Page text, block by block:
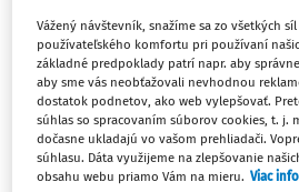
Ups, zatiaľ ste si
začiatok...
Celý odborný obsah z
dostupný
Vážený návštevník, snažíme sa zo všetkých
používateľského komfortu pri používaní
základné predpoklady patrí napr. aby
aby sme vás neobťažovali nevhodnou
dostatok podnetov, ako web vylepšovať.
súhlas so spracovaním súborov cookies, t. j.
dočasne ukladajú vo vašom prehliadači.
súhlasu. Dáta využijeme na zlepšovanie
obsahu webu priamo Vám na mieru. Viac